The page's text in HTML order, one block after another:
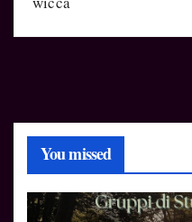
You missed